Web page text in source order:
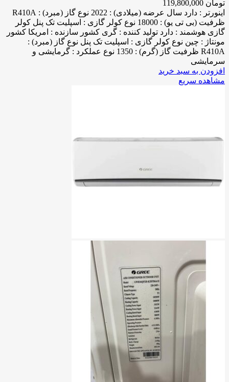
تومان
اینورتر : دارد سال عرضه (میلادی) : 2022 نوع گاز (مبرد) : R410A
ظرفیت (بی تی یو) : 18000 نوع کولر گازی : اسپلیت تک پنل کولر
گازی هوشمند : دارد تولید کننده : گری کشور سازنده : امریکا کشور
مونتاژ : چین نوع کولر گازی : اسپلیت تک پنل نوع گاز (مبرد) :
R410A ظرفیت گاز (گرم) : 1350 نوع عملکرد : گرمایشی و
سرمایشی
افزودن به سبد خرید
مشاهده سریع